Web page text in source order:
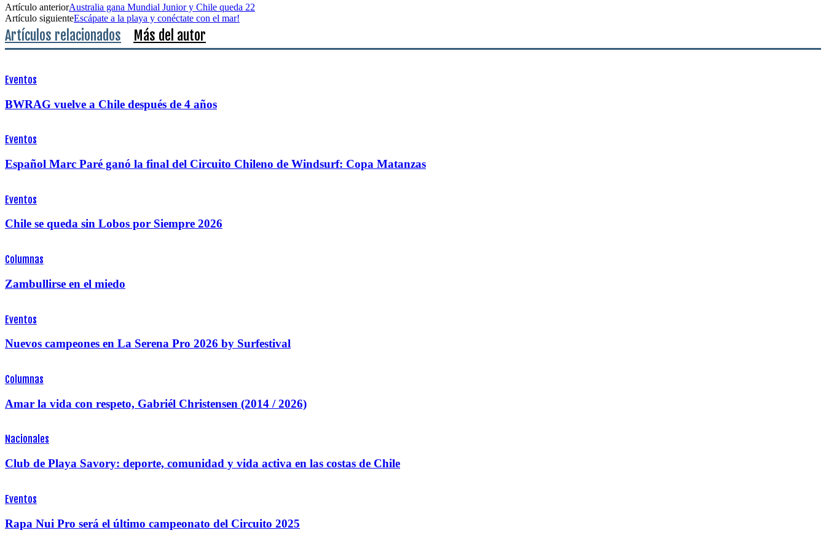
Artículo anteriorAustralia gana Mundial Junior y Chile queda 22
Artículo siguienteEscápate a la playa y conéctate con el mar!
Artículos relacionados Más del autor
Eventos
BWRAG vuelve a Chile después de 4 años
Eventos
Español Marc Paré ganó la final del Circuito Chileno de Windsurf: Copa Matanzas
Eventos
Chile se queda sin Lobos por Siempre 2026
Columnas
Zambullirse en el miedo
Eventos
Nuevos campeones en La Serena Pro 2026 by Surfestival
Columnas
Amar la vida con respeto, Gabriél Christensen (2014 / 2026)
Nacionales
Club de Playa Savory: deporte, comunidad y vida activa en las costas de Chile
Eventos
Rapa Nui Pro será el último campeonato del Circuito 2025